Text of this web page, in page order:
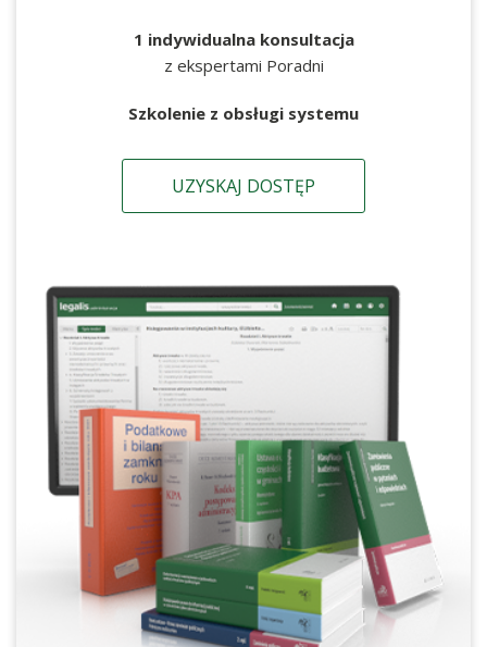
1 indywidualna konsultacja
z ekspertami Poradni
Szkolenie z obsługi systemu
UZYSKAJ DOSTĘP